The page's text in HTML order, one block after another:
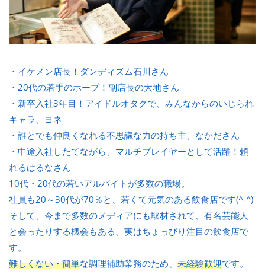
・イケメン店長！ダンディズム石川さん
・20代の若手のホープ！副店長の大地さん
・新卒入社3年目！アイドルオタクで、みんなからのいじられ
キャラ、ヨネ
・誰とでも仲良くなれる不思議な力の持ち主、なかださん
・中途入社したてながら、マルチプレイヤーとして活躍！頼
れるはるなさん
10代・20代の若いアルバイトが多数の職場。
社員も20～30代が70％と、若くて元気のある飲食店です(^-^)
そして、今まで多数のメディアにも取材されて、有名芸能人
と会ったりする機会もある、実はちょっぴり注目の飲食店で
す。
難しくない・簡単な調理補助業務のため、 未経験歓迎です。